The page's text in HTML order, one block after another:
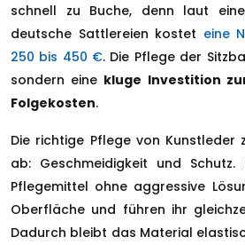
schnell zu Buche, denn laut
deutsche Sattlereien kostet eine
250 bis 450 €. Die Pflege der
sondern eine kluge Investition
Folgekosten.
Die richtige Pflege von Kunstleder
ab: Geschmeidigkeit und Schutz.
Pflegemittel ohne aggressive
Oberfläche und führen ihr
Dadurch bleibt das Material